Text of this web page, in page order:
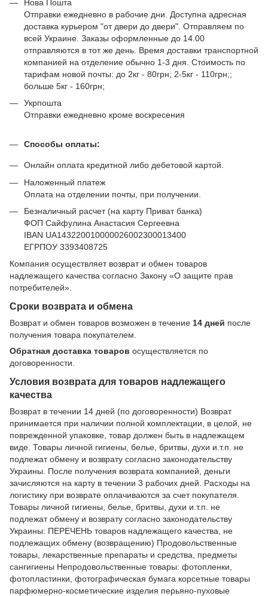
Нова Пошта
Отправки ежедневно в рабочие дни. Доступна адресная
доставка курьером "от двери до двери". Отправляем по
всей Украине. Заказы оформленные до 14.00
отправляются в тот же день. Время доставки транспортной
компанией на отделение обычно 1-3 дня. Стоимость по
тарифам новой почты: до 2кг - 80грн; 2-5кг - 110грн;;
больше 5кг - 160грн;
Укрпошта
Отправки ежедневно кроме воскресения
Способы оплаты:
Онлайн оплата кредитной либо дебетовой картой.
Наложенный платеж
Оплата на отделении почты, при получении.
Безналичный расчет (на карту Приват банка)
ФОП Сайфулина Анастасия Сергеевна
IBAN UA143220010000026002300013400
ЕГРПОУ 3393408725
Компания осуществляет возврат и обмен товаров
надлежащего качества согласно Закону «О защите прав
потребителей».
Сроки возврата и обмена
Возврат и обмен товаров возможен в течение 14 дней после
получения товара покупателем.
Обратная доставка товаров осуществляется по
договоренности.
Условия возврата для товаров надлежащего
качества
Возврат в течении 14 дней (по договоренности) Возврат
принимается при наличии полной комплектации, в целой, не
поврежденной упаковке, товар должен быть в надлежащем
виде. Товары личной гигиены, белье, бритвы, духи и.т.п. не
подлежат обмену и возврату согласно законодательству
Украины. После получения возврата компанией, деньги
зачисляются на карту в течении 3 рабочих дней. Расходы на
логистику при возврате оплачиваются за счет покупателя.
Товары личной гигиены, белье, бритвы, духи и.т.п. не
подлежат обмену и возврату согласно законодательству
Украины: ПЕРЕЧЕНЬ товаров надлежащего качества, не
подлежащих обмену (возвращению) Продовольственные
товары, лекарственные препараты и средства, предметы
сангигиены Непродовольственные товары: фотопленки,
фотопластинки, фотографическая бумага корсетные товары
парфюмерно-косметические изделия перьяно-пуховые